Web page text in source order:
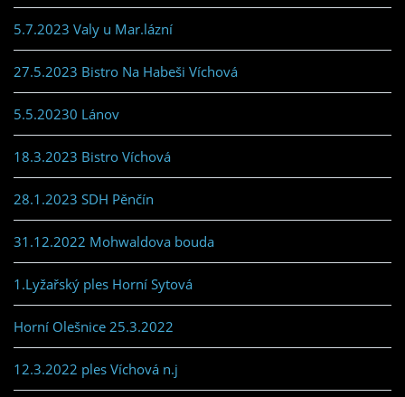
5.7.2023 Valy u Mar.lázní
27.5.2023 Bistro Na Habeši Víchová
5.5.20230 Lánov
18.3.2023 Bistro Víchová
28.1.2023 SDH Pěnčín
31.12.2022 Mohwaldova bouda
1.Lyžařský ples Horní Sytová
Horní Olešnice 25.3.2022
12.3.2022 ples Víchová n.j